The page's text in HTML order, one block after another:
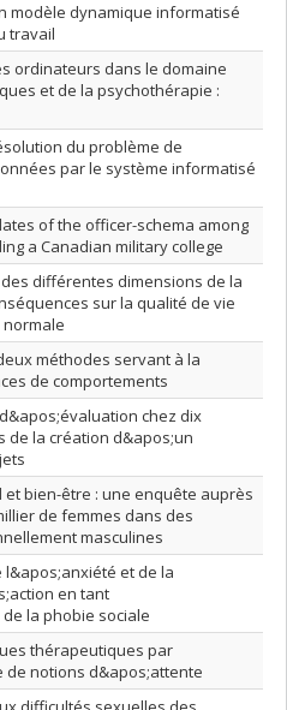
modèle dynamique informatisé
travail
ordinateurs dans le domaine
et de la psychothérapie :
du problème de
par le système informatisé
of the officer-schema among
a Canadian military college
différentes dimensions de la
sur la qualité de vie
méthodes servant à la
de comportements
chez dix
de la création d&apos;un
et bien-être : une enquête auprès
de femmes dans des
masculines
et de la
en tant
la phobie sociale
thérapeutiques par
de notions d&apos;attente